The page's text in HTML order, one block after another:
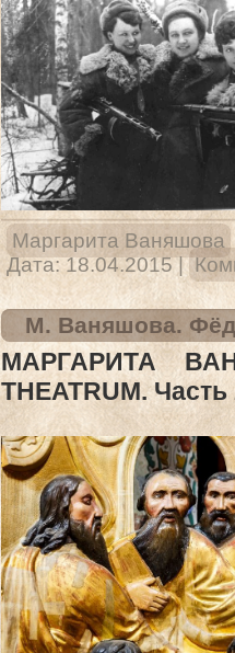
Маргарита Ваняшова
Дата: 18.04.2015 |
М. Ваняшова.
МАРГАРИТА
THEATRUM. Часть